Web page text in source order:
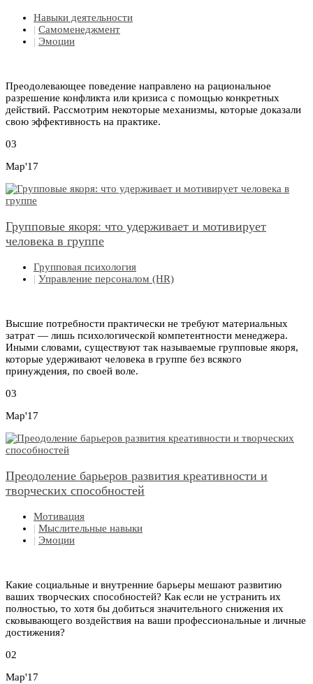
Навыки деятельности
| Самоменеджмент
| Эмоции
Преодолевающее поведение направлено на рациональное
разрешение конфликта или кризиса с помощью конкретных
действий. Рассмотрим некоторые механизмы, которые доказали
свою эффективность на практике.
03
Мар'17
Групповые якоря: что удерживает и мотивирует
человека в группе
Групповая психология
| Управление персоналом (HR)
Высшие потребности практически не требуют материальных
затрат — лишь психологической компетентности менеджера.
Иными словами, существуют так называемые групповые якоря,
которые удерживают человека в группе без всякого
принуждения, по своей воле.
03
Мар'17
Преодоление барьеров развития креативности и
творческих способностей
Мотивация
| Мыслительные навыки
| Эмоции
Какие социальные и внутренние барьеры мешают развитию
ваших творческих способностей? Как если не устранить их
полностью, то хотя бы добиться значительного снижения их
сковывающего воздействия на ваши профессиональные и личные
достижения?
02
Мар'17